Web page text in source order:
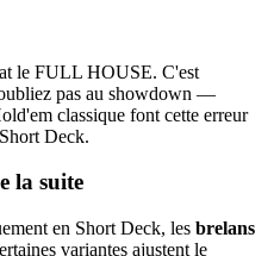
le FULL HOUSE. C'est
pas au showdown —
classique font cette erreur
Deck.
la suite
en Short Deck, les brelans
variantes ajustent le